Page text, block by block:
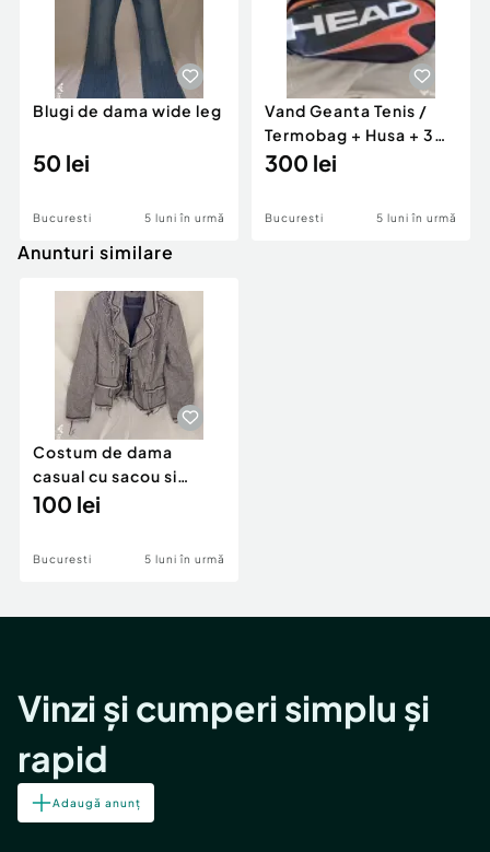
Blugi de dama wide leg
50 lei
Bucuresti 5 luni în urmă
Vand Geanta Tenis /
Termobag + Husa + 3
Rachete
300 lei
Bucuresti 5 luni în urmă
Anunturi similare
Costum de dama
casual cu sacou si
pantaloni wide leg
100 lei
Bucuresti 5 luni în urmă
Vinzi și cumperi simplu și
rapid
Adaugă anunț